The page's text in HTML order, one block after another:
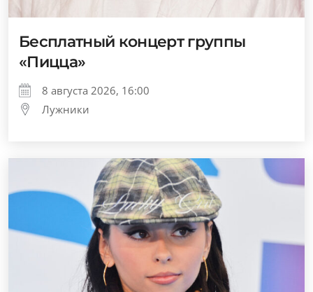
Бесплатный концерт группы
«Пицца»
8 августа 2026, 16:00
Лужники